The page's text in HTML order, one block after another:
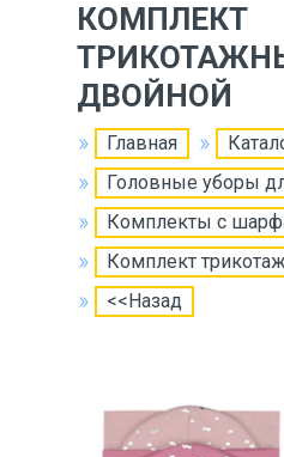
КОМПЛЕКТ
ДВОЙНОЙ
Главная
Головные уборы
Комплекты с
Комплект
<<Назад